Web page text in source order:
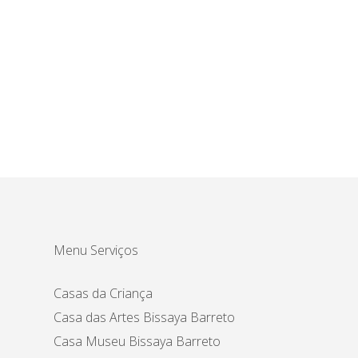
Menu Serviços
Casas da Criança
Casa das Artes Bissaya Barreto
Casa Museu Bissaya Barreto